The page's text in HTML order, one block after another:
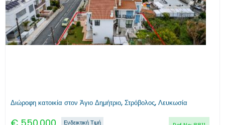
Προηγούμενο Επόμενο
Διώροφη κατοικία στον Άγιο Δημήτριο, Στρόβολος, Λευκωσία
Ενδεικτική Τιμή